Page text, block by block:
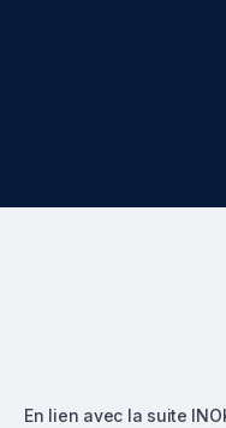
En lien avec la suite